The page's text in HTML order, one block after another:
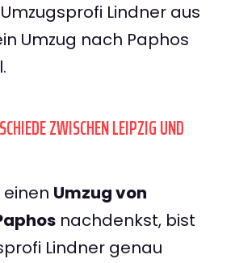
Lindner aus
Umzug nach Paphos
ZWISCHEN LEIPZIG UND
Umzug von
nachdenkst, bist
Lindner genau